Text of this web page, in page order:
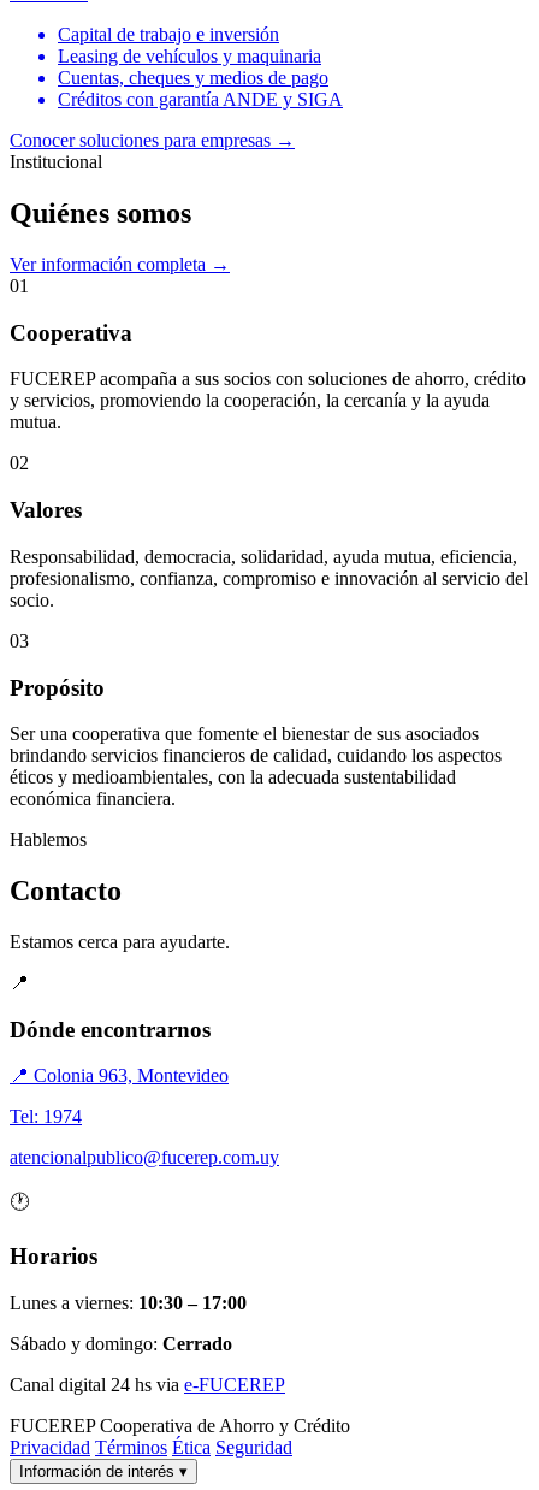
Capital de trabajo e inversión
Leasing de vehículos y maquinaria
Cuentas, cheques y medios de pago
Créditos con garantía ANDE y SIGA
Conocer soluciones para empresas →
Institucional
Quiénes somos
Ver información completa →
01
Cooperativa
FUCEREP acompaña a sus socios con soluciones de ahorro, crédito
y servicios, promoviendo la cooperación, la cercanía y la ayuda
mutua.
02
Valores
Responsabilidad, democracia, solidaridad, ayuda mutua, eficiencia,
profesionalismo, confianza, compromiso e innovación al servicio del
socio.
03
Propósito
Ser una cooperativa que fomente el bienestar de sus asociados
brindando servicios financieros de calidad, cuidando los aspectos
éticos y medioambientales, con la adecuada sustentabilidad
económica financiera.
Hablemos
Contacto
Estamos cerca para ayudarte.
📍
Dónde encontrarnos
📍 Colonia 963, Montevideo
Tel: 1974
atencionalpublico@fucerep.com.uy
🕐
Horarios
Lunes a viernes: 10:30 – 17:00
Sábado y domingo: Cerrado
Canal digital 24 hs via e-FUCEREP
FUCEREP Cooperativa de Ahorro y Crédito
Privacidad Términos Ética Seguridad
Información de interés ▾